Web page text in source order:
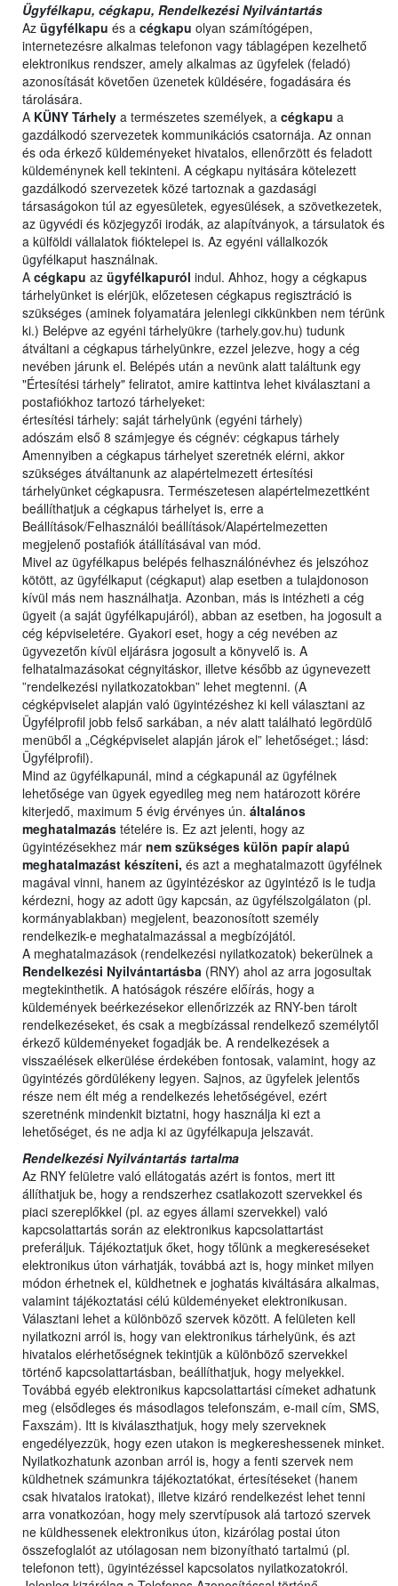
Ügyfélkapu, cégkapu, Rendelkezési Nyilvántartás
Az ügyfélkapu és a cégkapu olyan számítógépen,
internetezésre alkalmas telefonon vagy táblagépen kezelhető
elektronikus rendszer, amely alkalmas az ügyfelek (feladó)
azonosítását követően üzenetek küldésére, fogadására és
tárolására.
A KÜNY Tárhely a természetes személyek, a cégkapu a
gazdálkodó szervezetek kommunikációs csatornája. Az onnan
és oda érkező küldeményeket hivatalos, ellenőrzött és feladott
küldeménynek kell tekinteni. A cégkapu nyitására kötelezett
gazdálkodó szervezetek közé tartoznak a gazdasági
társaságokon túl az egyesületek, egyesülések, a szövetkezetek,
az ügyvédi és közjegyzői irodák, az alapítványok, a társulatok és
a külföldi vállalatok fióktelepei is. Az egyéni vállalkozók
ügyfélkaput használnak.
A cégkapu az ügyfélkapuról indul. Ahhoz, hogy a cégkapus
tárhelyünket is elérjük, előzetesen cégkapus regisztráció is
szükséges (aminek folyamatára jelenlegi cikkünkben nem térünk
ki.) Belépve az egyéni tárhelyükre (tarhely.gov.hu) tudunk
átváltani a cégkapus tárhelyünkre, ezzel jelezve, hogy a cég
nevében járunk el. Belépés után a nevünk alatt találtunk egy
"Értesítési tárhely" feliratot, amire kattintva lehet kiválasztani a
postafiókhoz tartozó tárhelyeket:
értesítési tárhely: saját tárhelyünk (egyéni tárhely)
adószám első 8 számjegye és cégnév: cégkapus tárhely
Amennyiben a cégkapus tárhelyet szeretnék elérni, akkor
szükséges átváltanunk az alapértelmezett értesítési
tárhelyünket cégkapusra. Természetesen alapértelmezettként
beállíthatjuk a cégkapus tárhelyet is, erre a
Beállítások/Felhasználói beállítások/Alapértelmezetten
megjelenő postafiók átállításával van mód.
Mivel az ügyfélkapus belépés felhasználónévhez és jelszóhoz
kötött, az ügyfélkaput (cégkaput) alap esetben a tulajdonoson
kívül más nem használhatja. Azonban, más is intézheti a cég
ügyeit (a saját ügyfélkapujáról), abban az esetben, ha jogosult a
cég képviseletére. Gyakori eset, hogy a cég nevében az
ügyvezetőn kívül eljárásra jogosult a könyvelő is. A
felhatalmazásokat cégnyitáskor, illetve később az úgynevezett
”rendelkezési nyilatkozatokban” lehet megtenni. (A
cégképviselet alapján való ügyintézéshez ki kell választani az
Ügyfélprofil jobb felső sarkában, a név alatt található legördülő
menüből a „Cégképviselet alapján járok el” lehetőséget.; lásd:
Ügyfélprofil).
Mind az ügyfélkapunál, mind a cégkapunál az ügyfélnek
lehetősége van ügyek egyedileg meg nem határozott körére
kiterjedő, maximum 5 évig érvényes ún. általános
meghatalmazás tételére is. Ez azt jelenti, hogy az
ügyintézésekhez már nem szükséges külön papír alapú
meghatalmazást készíteni, és azt a meghatalmazott ügyfélnek
magával vinni, hanem az ügyintézéskor az ügyintéző is le tudja
kérdezni, hogy az adott ügy kapcsán, az ügyfélszolgálaton (pl.
kormányablakban) megjelent, beazonosított személy
rendelkezik-e meghatalmazással a megbízójától.
A meghatalmazások (rendelkezési nyilatkozatok) bekerülnek a
Rendelkezési Nyilvántartásba (RNY) ahol az arra jogosultak
megtekinthetik. A hatóságok részére előírás, hogy a
küldemények beérkezésekor ellenőrizzék az RNY-ben tárolt
rendelkezéseket, és csak a megbízással rendelkező személytől
érkező küldeményeket fogadják be. A rendelkezések a
visszaélések elkerülése érdekében fontosak, valamint, hogy az
ügyintézés gördülékeny legyen. Sajnos, az ügyfelek jelentős
része nem élt még a rendelkezés lehetőségével, ezért
szeretnénk mindenkit biztatni, hogy használja ki ezt a
lehetőséget, és ne adja ki az ügyfélkapuja jelszavát.
Rendelkezési Nyilvántartás tartalma
Az RNY felületre való ellátogatás azért is fontos, mert itt
állíthatjuk be, hogy a rendszerhez csatlakozott szervekkel és
piaci szereplőkkel (pl. az egyes állami szervekkel) való
kapcsolattartás során az elektronikus kapcsolattartást
preferáljuk. Tájékoztatjuk őket, hogy tőlünk a megkereséseket
elektronikus úton várhatják, továbbá azt is, hogy minket milyen
módon érhetnek el, küldhetnek e joghatás kiváltására alkalmas,
valamint tájékoztatási célú küldeményeket elektronikusan.
Választani lehet a különböző szervek között. A felületen kell
nyilatkozni arról is, hogy van elektronikus tárhelyünk, és azt
hivatalos elérhetőségnek tekintjük a különböző szervekkel
történő kapcsolattartásban, beállíthatjuk, hogy melyekkel.
Továbbá egyéb elektronikus kapcsolattartási címeket adhatunk
meg (elsődleges és másodlagos telefonszám, e-mail cím, SMS,
Faxszám). Itt is kiválaszthatjuk, hogy mely szerveknek
engedélyezzük, hogy ezen utakon is megkereshessenek minket.
Nyilatkozhatunk azonban arról is, hogy a fenti szervek nem
küldhetnek számunkra tájékoztatókat, értesítéseket (hanem
csak hivatalos iratokat), illetve kizáró rendelkezést lehet tenni
arra vonatkozóan, hogy mely szervtípusok alá tartozó szervek
ne küldhessenek elektronikus úton, kizárólag postai úton
összefoglalót az utólagosan nem bizonyítható tartalmú (pl.
telefonon tett), ügyintézéssel kapcsolatos nyilatkozatokról.